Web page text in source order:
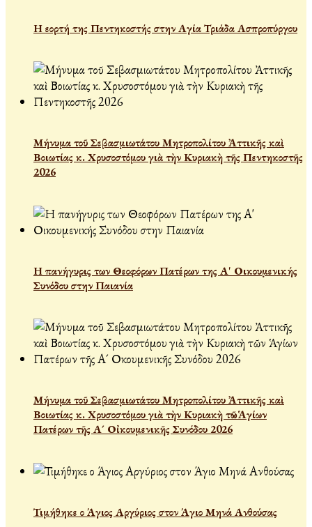
Η εορτή της Πεντηκοστής στην Αγία Τριάδα Ασπροπύργου
Μήνυμα τοῦ Σεβασμιωτάτου Μητροπολίτου Ἀττικῆς καὶ
Βοιωτίας κ. Χρυσοστόμου γιὰ τὴν Κυριακὴ τῆς Πεντηκοστῆς
2026
Η πανήγυρις των Θεοφόρων Πατέρων της Α' Οικουμενικής
Συνόδου στην Παιανία
Μήνυμα τοῦ Σεβασμιωτάτου Μητροπολίτου Ἀττικῆς καὶ
Βοιωτίας κ. Χρυσοστόμου γιὰ τὴν Κυριακὴ τῶν Ἁγίων
Πατέρων τῆς Α´ Οἰκουμενικῆς Συνόδου 2026
Τιμήθηκε ο Άγιος Αργύριος στον Άγιο Μηνά Ανθούσας